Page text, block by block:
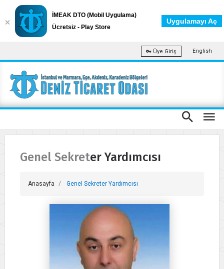
Üye Giriş English
Genel Sekreter Yardımcısı
Anasayfa Genel Sekreter Yardımcısı
İMEAK DTO (Mobil Uygulama)
Ücretsiz - Play Store
Uygulamayı Aç